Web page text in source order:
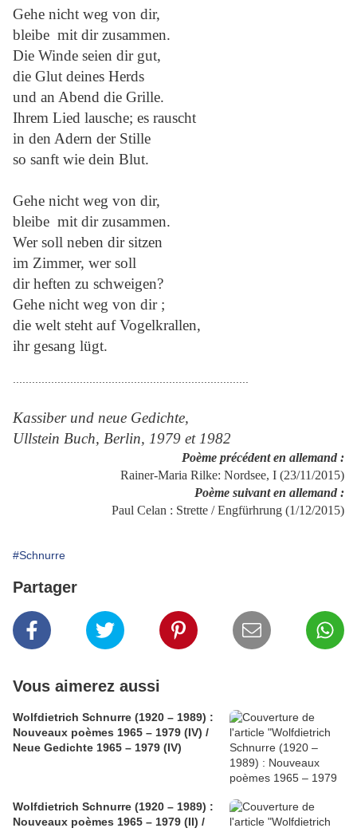
Gehe nicht weg von dir,
bleibe mit dir zusammen.
Die Winde seien dir gut,
die Glut deines Herds
und an Abend die Grille.
Ihrem Lied lausche; es rauscht
in den Adern der Stille
so sanft wie dein Blut.
Gehe nicht weg von dir,
bleibe mit dir zusammen.
Wer soll neben dir sitzen
im Zimmer, wer soll
dir heften zu schweigen?
Gehe nicht weg von dir ;
die welt steht auf Vogelkrallen,
ihr gesang lügt.
Kassiber und neue Gedichte,
Ullstein Buch, Berlin, 1979 et 1982
Poème précédent en allemand :
Rainer-Maria Rilke: Nordsee, I (23/11/2015)
Poème suivant en allemand :
Paul Celan : Strette / Engfürhrung (1/12/2015)
#Schnurre
Partager
Vous aimerez aussi
Wolfdietrich Schnurre (1920 – 1989) :
Nouveaux poèmes 1965 – 1979 (IV) /
Neue Gedichte 1965 – 1979 (IV)
Wolfdietrich Schnurre (1920 – 1989) :
Nouveaux poèmes 1965 – 1979 (II) /